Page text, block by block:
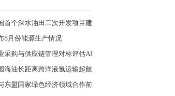
首个深水油田二次开发项目建设完工
8月份能源生产情况
采购与供应链管理对标评估A级企业名单公布
海油长距离跨洋液氢运输起航
东盟国家绿色经济领域合作前景广阔